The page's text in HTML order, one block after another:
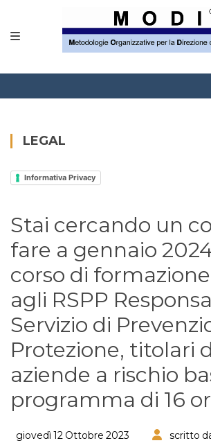
Questionario
Blog e info
FAQ
Stai cercando un
fare a gennaio
corso di
agli RSPP
Servizio di
Protezione, titolari
aziende a rischio
programma di 16
giovedì 12 Ottobre 2023 scritto
LEGAL
Informativa Privacy